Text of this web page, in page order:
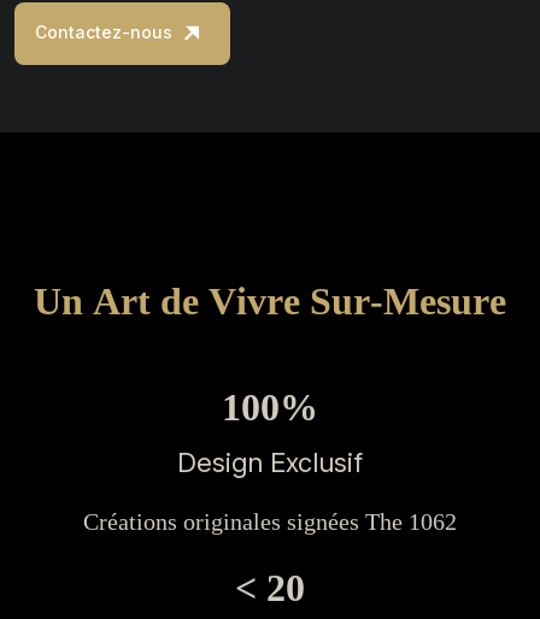
Contactez-nous
Un Art de Vivre Sur-Mesure
100%
Design Exclusif
Créations originales signées The 1062
< 20